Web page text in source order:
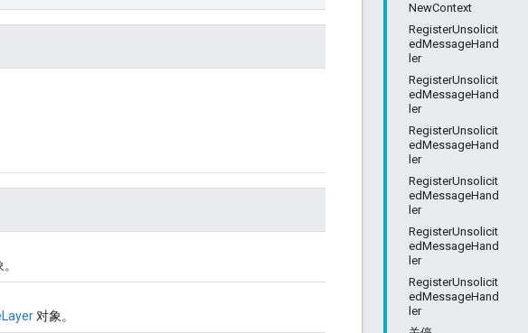
NewContext
RegisterUnsolicit
edMessageHand
ler
RegisterUnsolicit
edMessageHand
ler
RegisterUnsolicit
edMessageHand
ler
RegisterUnsolicit
edMessageHand
ler
RegisterUnsolicit
edMessageHand
ler
RegisterUnsolicit
edMessageHand
ler
对象。